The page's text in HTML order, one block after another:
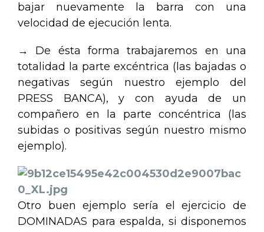
bajar nuevamente la barra con una
velocidad de ejecución lenta.
→ De ésta forma trabajaremos en una
totalidad la parte excéntrica (las bajadas o
negativas según nuestro ejemplo del
PRESS BANCA), y con ayuda de un
compañero en la parte concéntrica (las
subidas o positivas según nuestro mismo
ejemplo).
Otro buen ejemplo sería el ejercicio de
DOMINADAS para espalda, si disponemos